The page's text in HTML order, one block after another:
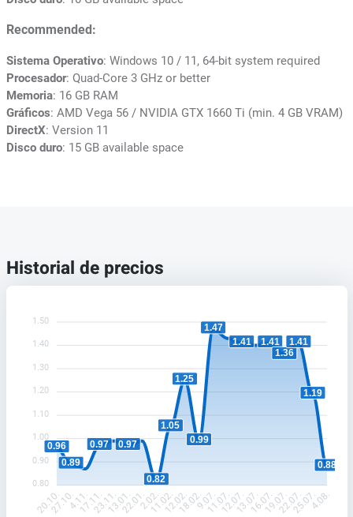
Recommended:
Sistema Operativo: Windows 10 / 11, 64-bit system required
Procesador: Quad-Core 3 GHz or better
Memoria: 16 GB RAM
Gráficos: AMD Vega 56 / NVIDIA GTX 1660 Ti (min. 4 GB VRAM)
DirectX: Version 11
Disco duro: 15 GB available space
Historial de precios
1.50
1.40
1.30
1.20
1.10
1.00
0.90
0.80
0.96
0.89
0.97 0.97
0.82
1.05
1.25
0.99
1.47
1.41
1.41
1.36
1.41
1.19
0.88
20.10.27.10.4.11.17.11.23.11.13.01.22.01.2.02.11.02.12.02.18.02.9.07.11.07.12.07.13.07.16.07.19.07.22.07.25.07.4.08.